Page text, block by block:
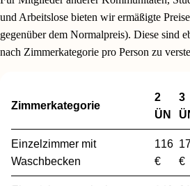
und Arbeitslose bieten wir ermäßigte
gegenüber dem Normalpreis). Diese sind
nach Zimmerkategorie pro Person zu
Zimmerkategorie
2
ÜN
3
Einzelzimmer mit
Waschbecken
116
€
€